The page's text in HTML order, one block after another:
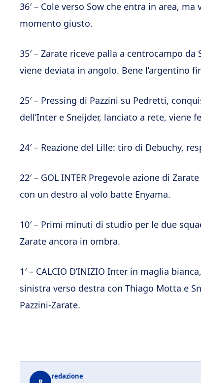
36′ – Cole verso Sow che entra in area,
momento giusto.
35′ – Zarate riceve palla a centrocampo
viene deviata in angolo. Bene l’argentino
25′ – Pressing di Pazzini su Pedretti,
dell’Inter e Sneijder, lanciato a rete, viene
24′ – Reazione del Lille: tiro di Debuchy,
22′ – GOL INTER Pregevole azione di
con un destro al volo batte Enyama.
10′ – Primi minuti di studio per le due
Zarate ancora in ombra.
1′ – CALCIO D’INIZIO Inter in maglia
sinistra verso destra con Thiago Motta e
Pazzini-Zarate.
redazione